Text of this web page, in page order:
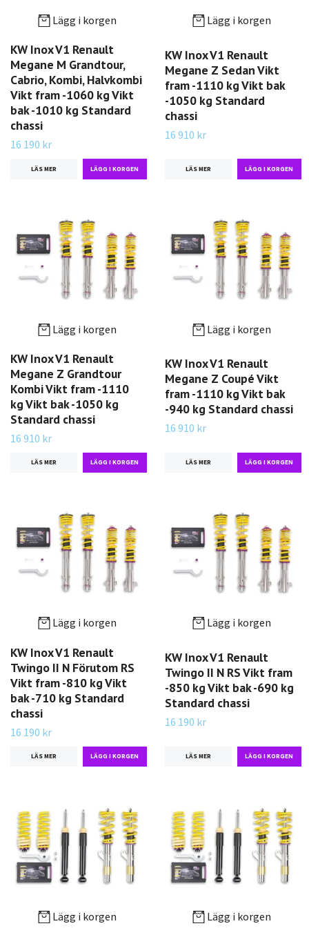
Lägg i korgen
KW Inox V1 Renault
Megane M Grandtour,
Cabrio, Kombi, Halvkombi
Vikt fram -1060 kg Vikt
bak -1010 kg Standard
chassi
16 190 kr
LÄS MER
Lägg i korgen
KW Inox V1 Renault
Megane Z Sedan Vikt
fram -1110 kg Vikt bak
-1050 kg Standard
chassi
16 910 kr
LÄS MER
Lägg i korgen
KW Inox V1 Renault
Megane Z Grandtour
Kombi Vikt fram -1110
kg Vikt bak -1050 kg
Standard chassi
16 910 kr
LÄS MER
Lägg i korgen
KW Inox V1 Renault
Megane Z Coupé Vikt
fram -1110 kg Vikt bak
-940 kg Standard chassi
16 910 kr
LÄS MER
Lägg i korgen
KW Inox V1 Renault
Twingo II N Förutom RS
Vikt fram -810 kg Vikt
bak -710 kg Standard
chassi
16 190 kr
LÄS MER
Lägg i korgen
KW Inox V1 Renault
Twingo II N RS Vikt fram
-850 kg Vikt bak -690 kg
Standard chassi
16 190 kr
LÄS MER
Lägg i korgen Lägg i korgen